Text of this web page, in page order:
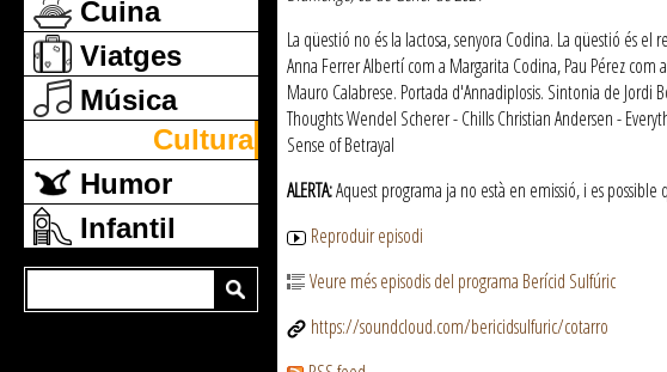
Cuina
Viatges
Música
Cultura
Humor
Infantil
La qüestió no és la lactosa, senyora Codina. La qüestió és el
Anna Ferrer Albertí com a Margarita Codina, Pau Pérez com
Mauro Calabrese. Portada d'Annadiplosis. Sintonia de Jordi
Thoughts Wendel Scherer - Chills Christian Andersen -
Sense of Betrayal
ALERTA:Aquest programa ja no està en emissió, i es
Reproduir episodi
Veure més episodis del programa Berícid Sulfúric
https://soundcloud.com/bericidsulfuric/cotarro